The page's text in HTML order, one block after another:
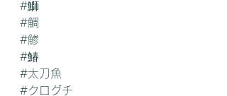
#鰤
#鯛
#鯵
#鰆
#太刀魚
#クログチ